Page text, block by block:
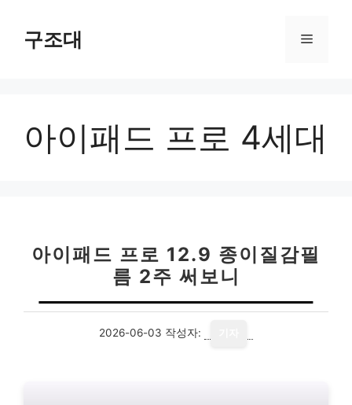
구조대 메
아이패드 프로 4세대
아이패드 프로 12.9 종이질감필
름 2주 써보니
2026-06-03 작성자: